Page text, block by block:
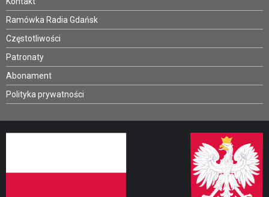
Ramówka Radia Gdańsk
Częstotliwości
Patronaty
Abonament
Polityka prywatności